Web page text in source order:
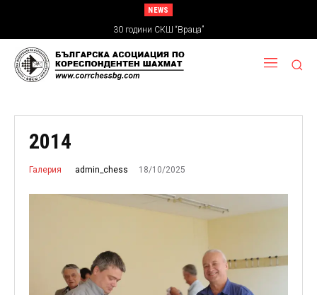
NEWS
30 години СКШ “Враца”
2014
Галерия admin_chess 18/10/2025